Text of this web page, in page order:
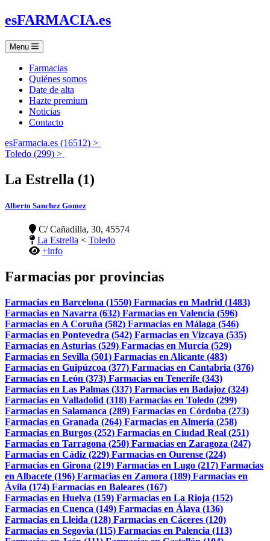
esFARMACIA.es
Menu
Farmacias
Quiénes somos
Date de alta
Hazte premium
Noticias
Contacto
esFarmacia.es (16512) >
Toledo (299) >
La Estrella (1)
Alberto Sanchez Gomez
C/ Cañadilla, 30, 45574
La Estrella < Toledo
+info
Farmacias por provincias
Farmacias en Barcelona (1550) Farmacias en Madrid (1483)
Farmacias en Navarra (632) Farmacias en Valencia (596)
Farmacias en A Coruña (582) Farmacias en Málaga (546)
Farmacias en Pontevedra (542) Farmacias en Vizcaya (535)
Farmacias en Asturias (529) Farmacias en Murcia (529)
Farmacias en Sevilla (501) Farmacias en Alicante (483)
Farmacias en Guipúzcoa (377) Farmacias en Cantabria (376)
Farmacias en León (373) Farmacias en Tenerife (343)
Farmacias en Las Palmas (337) Farmacias en Badajoz (324)
Farmacias en Valladolid (318) Farmacias en Toledo (299)
Farmacias en Salamanca (289) Farmacias en Córdoba (273)
Farmacias en Granada (264) Farmacias en Almería (258)
Farmacias en Burgos (252) Farmacias en Ciudad Real (251)
Farmacias en Tarragona (250) Farmacias en Zaragoza (247)
Farmacias en Cádiz (229) Farmacias en Ourense (224)
Farmacias en Girona (219) Farmacias en Lugo (217) Farmacias
en Albacete (196) Farmacias en Zamora (189) Farmacias en
Ávila (174) Farmacias en Baleares (167)
Farmacias en Huelva (159) Farmacias en La Rioja (152)
Farmacias en Cuenca (149) Farmacias en Álava (136)
Farmacias en Lleida (128) Farmacias en Cáceres (120)
Farmacias en Segovia (115) Farmacias en Palencia (113)